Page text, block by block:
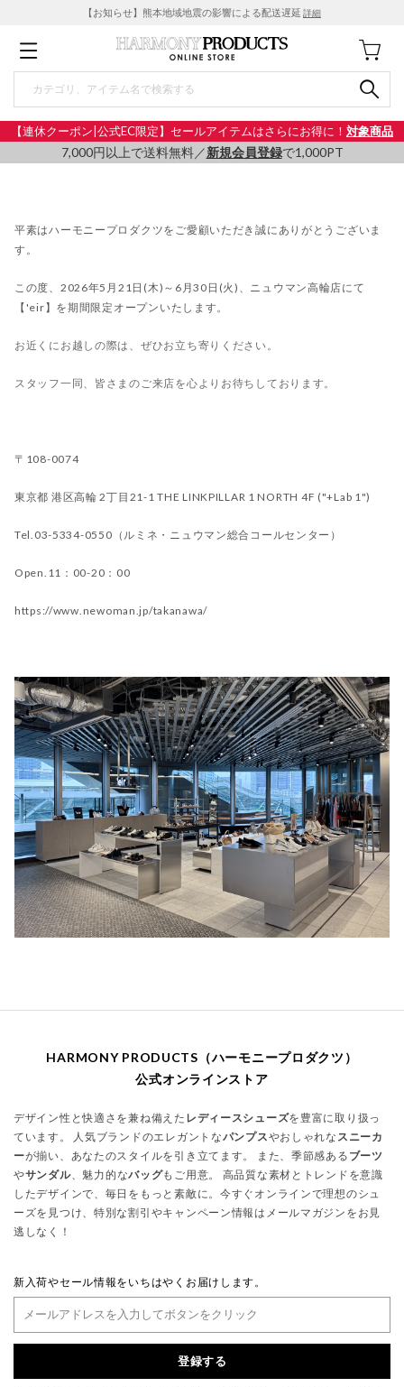
【お知らせ】熊本地域地震の影響による配送遅延 詳細
【連休クーポン|公式EC限定】セールアイテムはさらにお得に！ 対象商品
7,000円以上で送料無料／新規会員登録で1,000PT
平素はハーモニープロダクツをご愛顧いただき誠にありがとうございま
す。
この度、2026年5月21日(木)～ 6月30日(火) 、ニュウマン高輪店にて
【'eir】を期間限定オープンいたします。
お近くにお越しの際は、ぜひお立ち寄りください。
スタッフ一同、皆さまのご来店を心よりお待ちしております。
〒108-0074
東京都 港区高輪 2丁目21-1 THE LINKPILLAR 1 NORTH 4F ("+Lab 1")
Tel. 03-5334-0550（ルミネ・ニュウマン総合コールセンター）
Open.11：00-20：00
https://www.newoman.jp/takanawa/
HARMONY PRODUCTS（ハーモニープロダクツ）
公式オンラインストア
デザイン性と快適さを兼ね備えた レディースシューズを豊富に取り扱っ
ています。 人気ブランドのエレガントなパンプスやおしゃれな スニーカ
ーが揃い、あなたのスタイルを引き立てます。 また、季節感ある ブーツ
やサンダル、魅力的なバッグもご用意。 高品質な素材とトレンドを意識
したデザインで、毎日をもっと素敵に。今すぐオンラインで理想のシュ
ーズを見つけ、特別な割引やキャンペーン情報はメールマガジンをお見
逃しなく！
新入荷やセール情報をいちはやくお届けします。
登録する